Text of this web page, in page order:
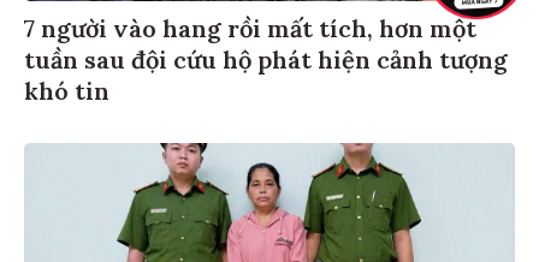
7 người vào hang rồi mất tích, hơn một
tuần sau đội cứu hộ phát hiện cảnh tượng
khó tin